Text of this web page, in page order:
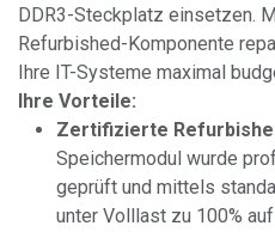
DDR3-Steckplatz einsetzen.
Refurbished-Komponente
Ihre IT-Systeme maximal
Ihre Vorteile:
Zertifizierte
Speichermodul wurde
geprüft und mittels
unter Volllast zu 100%